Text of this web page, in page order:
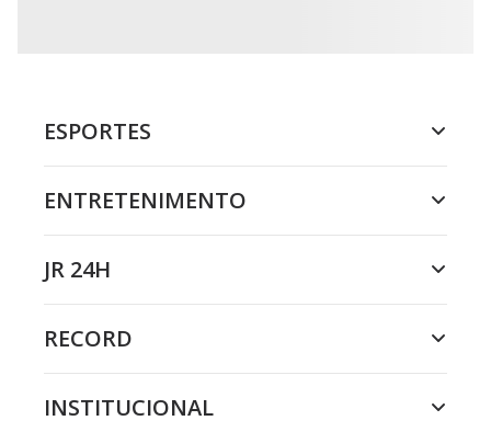
ESPORTES
ENTRETENIMENTO
JR 24H
RECORD
INSTITUCIONAL